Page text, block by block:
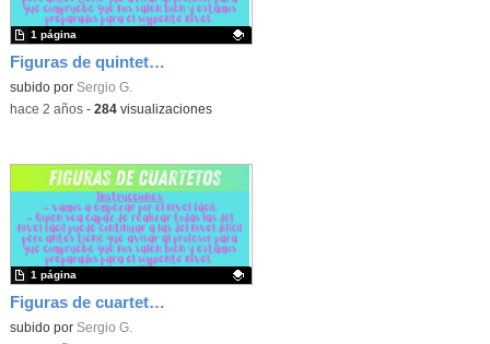
Figuras de quintetos
Contenido educativo.
subido por Sergio G.
1 página
-hace 2 años- 284visualizaciones
Figuras de cuartetos
Contenido educativo.
subido por Sergio G.
1 página